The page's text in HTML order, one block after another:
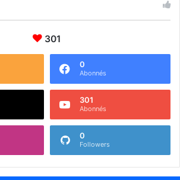
301
0
Abonnés
301
Abonnés
0
Followers